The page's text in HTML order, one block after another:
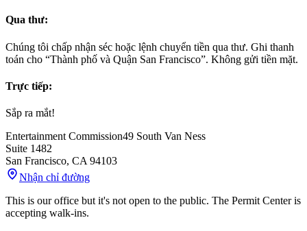
Qua thư:
Chúng tôi chấp nhận séc hoặc lệnh chuyển tiền qua thư. Ghi thanh
toán cho “Thành phố và Quận San Francisco”. Không gửi tiền mặt.
Trực tiếp:
Sắp ra mắt!
Entertainment Commission49 South Van Ness
Suite 1482
San Francisco, CA 94103
Nhận chỉ đường
This is our office but it's not open to the public. The Permit Center is
accepting walk-ins.